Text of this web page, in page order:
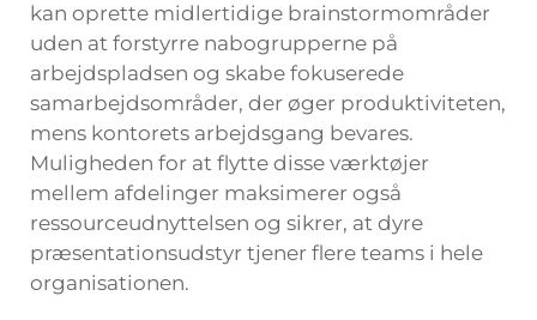
kan oprette midlertidige brainstormområder
uden at forstyrre nabogrupperne på
arbejdspladsen og skabe fokuserede
samarbejdsområder, der øger produktiviteten,
mens kontorets arbejdsgang bevares.
Muligheden for at flytte disse værktøjer
mellem afdelinger maksimerer også
ressourceudnyttelsen og sikrer, at dyre
præsentationsudstyr tjener flere teams i hele
organisationen.